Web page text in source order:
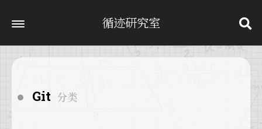
循迹研究室
Git 分类